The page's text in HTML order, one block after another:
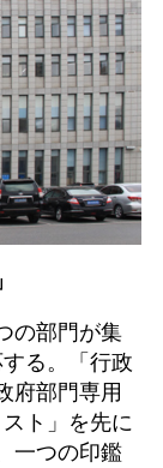
の部門が集
る。「行政
府部門専用
ト」を先に
一つの印鑑